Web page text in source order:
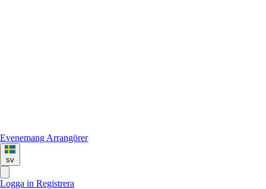
Evenemang Arrangörer
sv
Logga in Registrera